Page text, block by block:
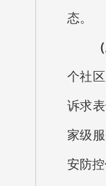
态。
（
个社
诉求
家级
安防